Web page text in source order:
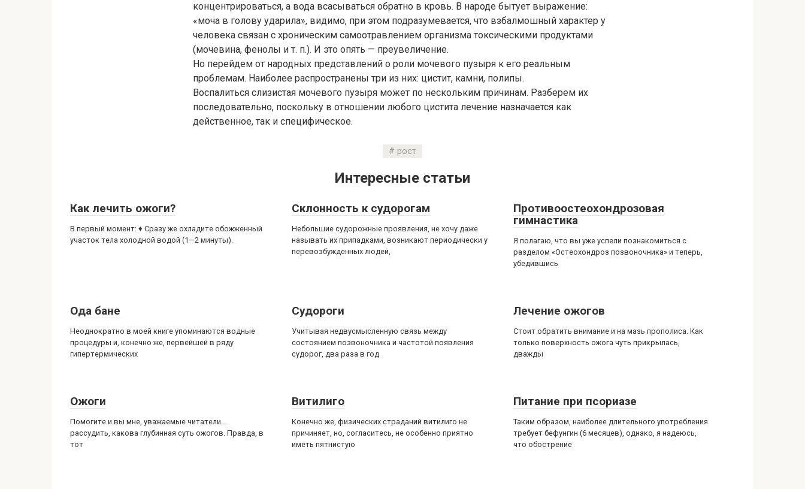
концентрироваться, а вода всасываться обратно в кровь. В народе бытует выражение:
«моча в голову ударила», видимо, при этом подразумевается, что взбалмошный характер у
человека связан с хроническим самоотравлением организма токсическими продуктами
(мочевина, фенолы и т. п.). И это опять — преувеличение.
Но перейдем от народных представлений о роли мочевого пузыря к его реальным
проблемам. Наиболее распространены три из них: цистит, камни, полипы.
Воспалиться слизистая мочевого пузыря может по нескольким причинам. Разберем их
последовательно, поскольку в отношении любого цистита лечение назначается как
действенное, так и специфическое.
рост
Интересные статьи
Как лечить ожоги?
В первый момент: ♦ Сразу же охладите обожженный
участок тела холодной водой (1—2 минуты).
Склонность к судорогам
Небольшие судорожные проявления, не хочу даже
называть их припадками, возникают периодически у
перевозбужденных людей,
Противоостеохондрозовая
гимнастика
Я полагаю, что вы уже успели познакомиться с
разделом «Остеохондроз позвоночника» и теперь,
убедившись
Ода бане
Неоднократно в моей книге упоминаются водные
процедуры и, конечно же, первейшей в ряду
гипертермических
Судороги
Учитывая недвусмысленную связь между
состоянием позвоночника и частотой появления
судорог, два раза в год
Лечение ожогов
Стоит обратить внимание и на мазь прополиса. Как
только поверхность ожога чуть прикрылась,
дважды
Ожоги
Помогите и вы мне, уважаемые читатели…
рассудить, какова глубинная суть ожогов. Правда, в
тот
Витилиго
Конечно же, физических страданий витилиго не
причиняет, но, согласитесь, не особенно приятно
иметь пятнистую
Питание при псориазе
Таким образом, наиболее длительного употребления
требует бефунгин (6 месяцев), однако, я надеюсь,
что обострение